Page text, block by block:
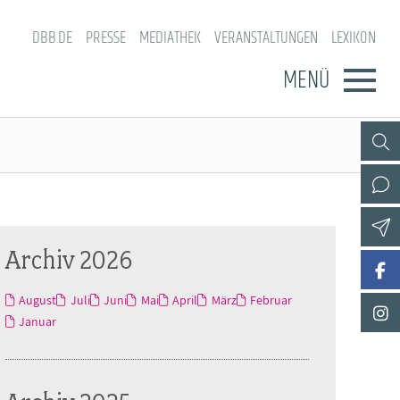
DBB.DE PRESSE MEDIATHEK VERANSTALTUNGEN LEXIKON
MENÜ
Archiv 2026
August Juli Juni Mai April März
Februar
Januar